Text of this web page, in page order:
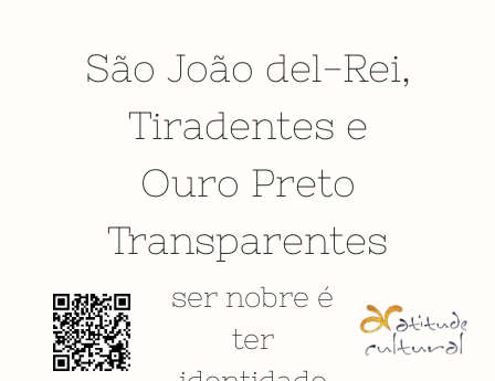
São João del-Rei,
Tiradentes e
Ouro Preto
Transparentes
ser nobre é
ter